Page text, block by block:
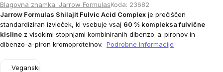
Blagovna znamka: Jarrow FormulasKoda: 23682
Jarrow Formulas Shilajit Fulvic Acid Complex je prečiščen
standardiziran izvleček, ki vsebuje vsaj 60 % kompleksa fulvične
kisline z visokimi stopnjami kombiniranih dibenzo-a-pironov in
dibenzo-a-piron kromoproteinov. Podrobne informacije
Veganski